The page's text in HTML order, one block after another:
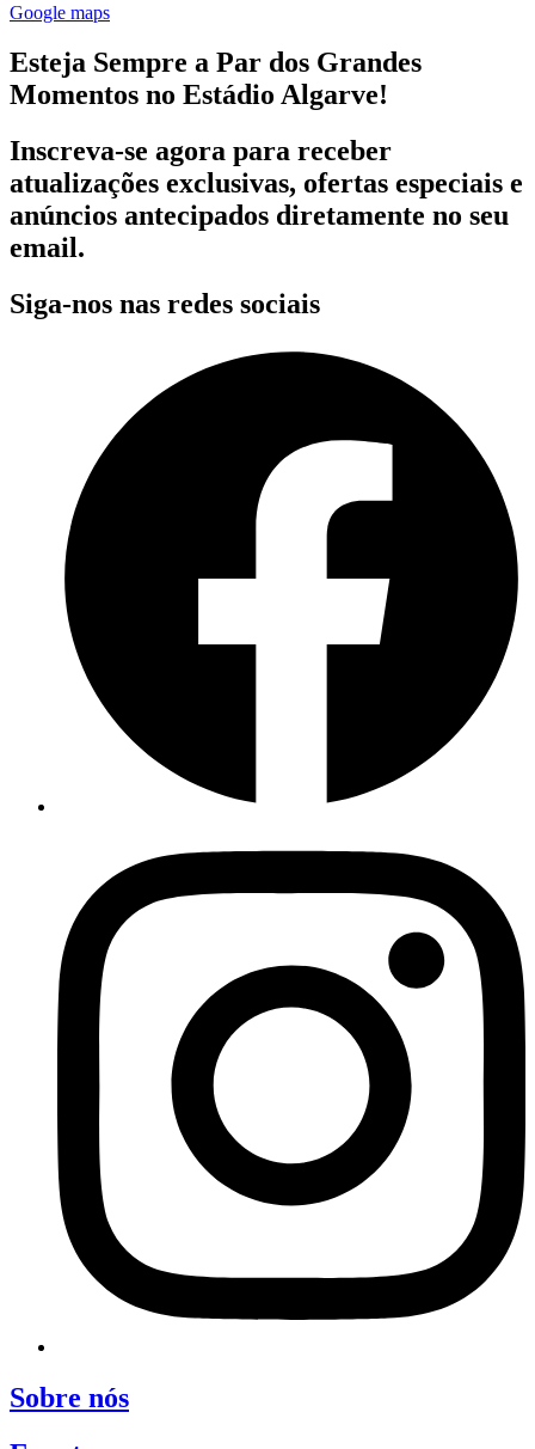
Google maps
Esteja Sempre a Par dos Grandes
Momentos no Estádio Algarve!
Inscreva-se agora para receber
atualizações exclusivas, ofertas especiais e
anúncios antecipados diretamente no seu
email.
Siga-nos nas redes sociais
Sobre nós